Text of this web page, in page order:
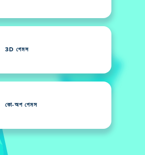
3D গেমস
কো-অপ গেমস